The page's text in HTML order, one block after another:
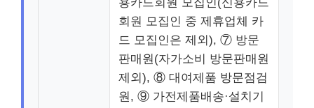
회원 모집인 중 제휴업체 카
드 모집인은 제외), ⑦ 방문
판매원(자가소비 방문판매원
제외), ⑧ 대여제품 방문점검
원, ⑨ 가전제품배송·설치기